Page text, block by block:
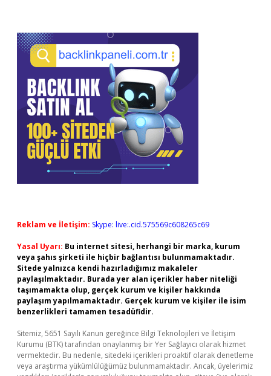
Reklam ve İletişim: Skype: live:.cid.575569c608265c69
Yasal Uyarı: Bu internet sitesi, herhangi bir marka, kurum
veya şahıs şirketi ile hiçbir bağlantısı bulunmamaktadır.
Sitede yalnızca kendi hazırladığımız makaleler
paylaşılmaktadır. Burada yer alan içerikler haber niteliği
taşımamakta olup, gerçek kurum ve kişiler hakkında
paylaşım yapılmamaktadır. Gerçek kurum ve kişiler ile isim
benzerlikleri tamamen tesadüfidir.
Sitemiz, 5651 Sayılı Kanun gereğince Bilgi Teknolojileri ve İletişim
Kurumu (BTK) tarafından onaylanmış bir Yer Sağlayıcı olarak hizmet
vermektedir. Bu nedenle, sitedeki içerikleri proaktif olarak denetleme
veya araştırma yükümlülüğümüz bulunmamaktadır. Ancak, üyelerimiz